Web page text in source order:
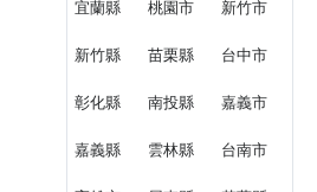
宜蘭縣 桃園市 新竹市
新竹縣 苗栗縣 台中市
彰化縣 南投縣 嘉義市
嘉義縣 雲林縣 台南市